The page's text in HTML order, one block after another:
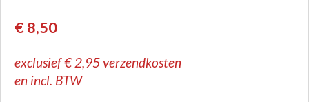
€ 8,50
exclusief € 2,95 verzendkosten
en incl. BTW